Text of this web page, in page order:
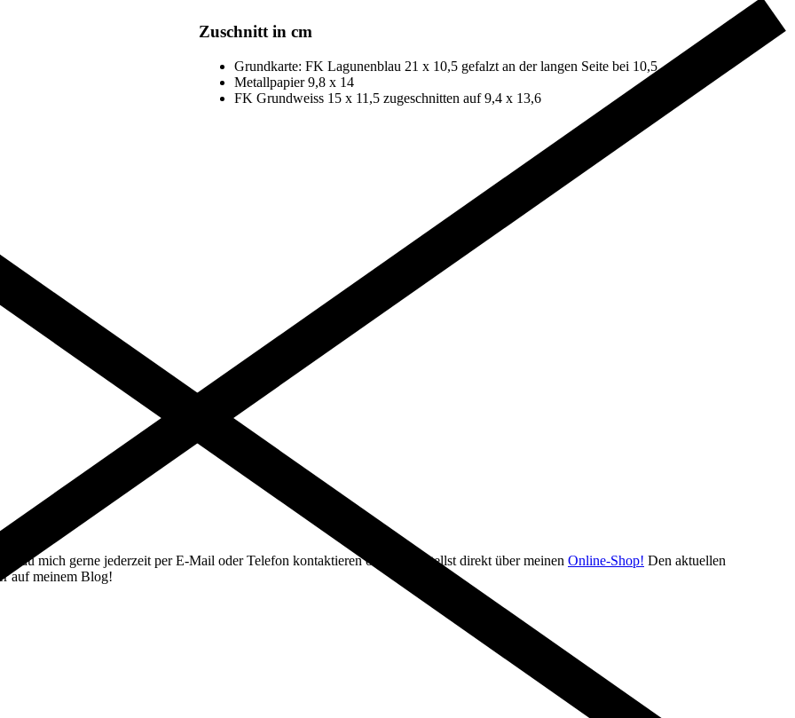
Zuschnitt in cm
Grundkarte: FK Lagunenblau 21 x 10,5 gefalzt an der langen Seite bei 10,5
Metallpapier 9,8 x 14
FK Grundweiss 15 x 11,5 zugeschnitten auf 9,4 x 13,6
du mich gerne jederzeit per E-Mail oder Telefon kontaktieren oder du bestellst direkt über meinen Online-Shop! Den aktuellen
auf meinem Blog!